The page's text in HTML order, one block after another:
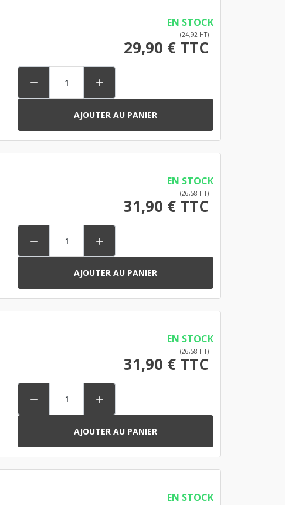
EN STOCK
(24,92 HT)
29,90 € TTC
 
AJOUTER AU PANIER
EN STOCK
(26,58 HT)
31,90 € TTC
 
AJOUTER AU PANIER
EN STOCK
(26,58 HT)
31,90 € TTC
 
AJOUTER AU PANIER
EN STOCK